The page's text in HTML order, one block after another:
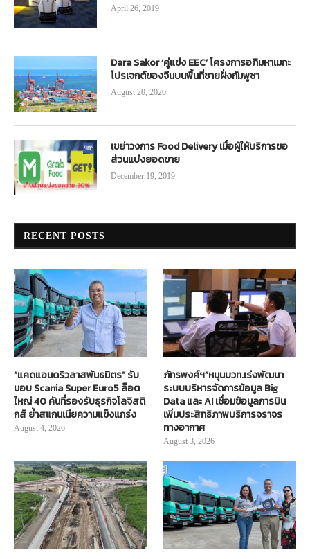
April 26, 2019
Dara Sakor ‘คู่แข่ง EEC’ โครงการอภิมหาเมกะ
โปรเจกต์ของจีนบนพื้นที่ชายฝั่งกัมพูชา
August 20, 2020
เขย่าวงการ Food Delivery เมื่อผู้ให้บริการขอ
ส่วนแบ่งยอดขาย
December 19, 2019
RECENT POSTS
“แคดแอนดริวลาสพันธมิตร” รับ
มอบ Scania Super Euro5 ล็อต
ใหญ่ 40 คันที่รองรับธุรกิจโลจิสติ
กส์ ย้ำสแกนเนียความแข็งแกร่ง
August 4, 2026
ภัทรพงศ์ฯ”หนุนบวท.เร่งพัฒนา
ระบบบริหารจัดการข้อมูล Big
Data และ AI เชื่อมข้อมูลการบิน
เพิ่มประสิทธิภาพบริการจราจร
ทางอากาศ
August 3, 2026